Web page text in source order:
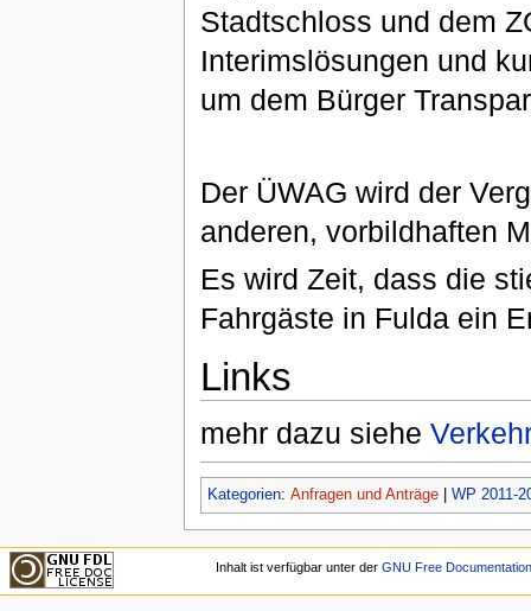
Stadtschloss und dem
Interimslösungen und
um dem Bürger
Der ÜWAG wird der
anderen, vorbildhaften
Es wird Zeit, dass die
Fahrgäste in Fulda ein
Links
mehr dazu siehe
Kategorien: Anfragen und Anträge| WP 2011-
Inhalt ist verfügbar unter der GNU Free